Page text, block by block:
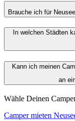
Brauche ich für
In welchen Städten
Kann ich meinen
an
Wähle Deinen
Camper mieten